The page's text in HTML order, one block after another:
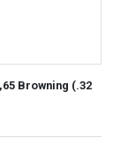
Browning (.32